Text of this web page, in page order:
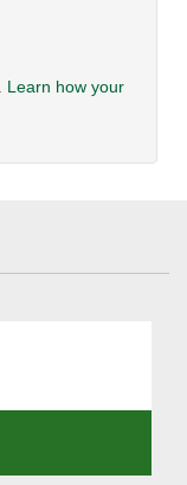
Learn how your